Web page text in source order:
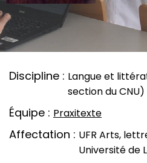
Discipline
Langue et
section du CNU)
Équipe Praxitexte
Affectation
UFR Arts,
Université de